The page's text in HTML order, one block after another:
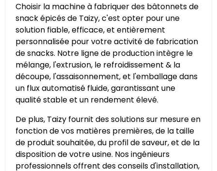
Choisir la machine à fabriquer des bâtonnets de
snack épicés de Taizy, c'est opter pour une
solution fiable, efficace, et entièrement
personnalisée pour votre activité de fabrication
de snacks. Notre ligne de production intègre le
mélange, l'extrusion, le refroidissement & la
découpe, l'assaisonnement, et l'emballage dans
un flux automatisé fluide, garantissant une
qualité stable et un rendement élevé.
De plus, Taizy fournit des solutions sur mesure en
fonction de vos matières premières, de la taille
de produit souhaitée, du profil de saveur, et de la
disposition de votre usine. Nos ingénieurs
professionnels offrent des conseils d'installation,